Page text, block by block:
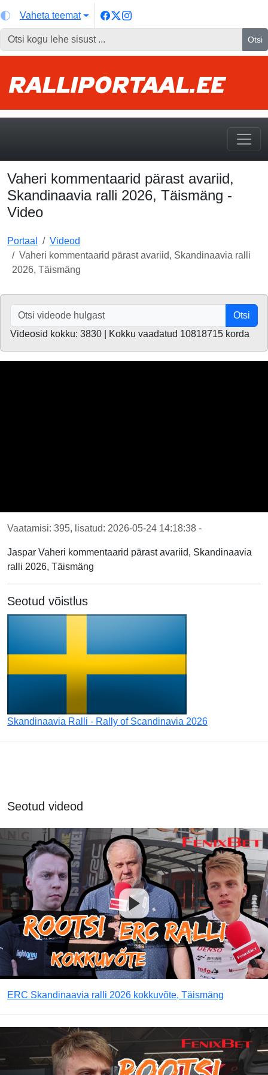
Vaheta teemat
Otsi
Vaheri kommentaarid pärast avariid,
Skandinaavia ralli 2026, Täismäng -
Video
Portaal
Videod
Vaheri kommentaarid pärast avariid, Skandinaavia ralli
2026, Täismäng
Otsi
Videosid kokku: 3830 | Kokku vaadatud 10818715 korda
Vaatamisi: 395, lisatud: 2026-05-24 14:18:38 -
Jaspar Vaheri kommentaarid pärast avariid, Skandinaavia
ralli 2026, Täismäng
Seotud võistlus
Skandinaavia Ralli - Rally of Scandinavia 2026
Seotud videod
ERC Skandinaavia ralli 2026 kokkuvõte, Täismäng